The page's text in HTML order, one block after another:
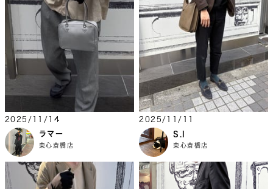
2025/11/14
ラマー
東心斎橋店
2025/11/11
S.I
東心斎橋店